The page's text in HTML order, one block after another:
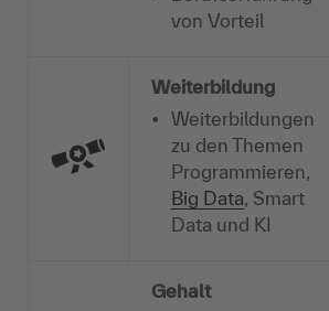
von Vorteil
Weiterbildung
Weiterbildungen
zu den Themen
Programmieren,
Big Data, Smart
Data und KI
Gehalt